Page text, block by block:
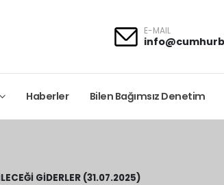
E-MAIL
Haberler Bilen Bağımsız Denetim
GIDERLER (31.07.2025)